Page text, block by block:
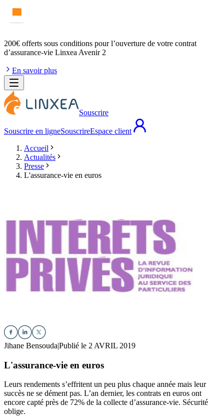
200€ offerts sous conditions pour l’ouverture de votre contrat
d’assurance-vie Linxea Avenir 2
En savoir plus
Souscrire
Souscrire en ligneSouscrireEspace client
Accueil
Actualités
Presse
L'assurance-vie en euros
Jihane Bensouda|Publié le 2 AVRIL 2019
L'assurance-vie en euros
Leurs rendements s’effritent un peu plus chaque année mais leur
succès ne se dément pas. L’an dernier, les contrats en euros ont
encore capté près de 72% de la collecte d’assurance-vie. Sécurité
oblige.